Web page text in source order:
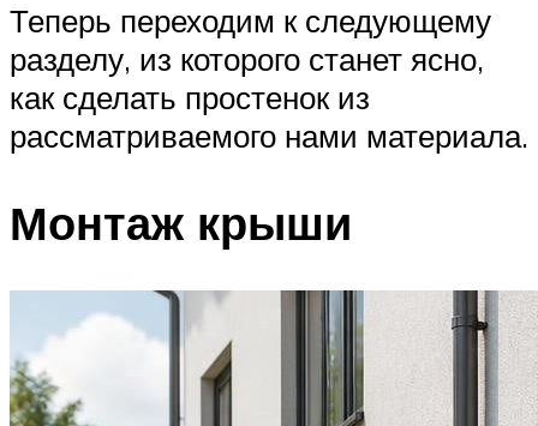
Теперь переходим к следующему
разделу, из которого станет ясно,
как сделать простенок из
рассматриваемого нами материала.
Монтаж крыши